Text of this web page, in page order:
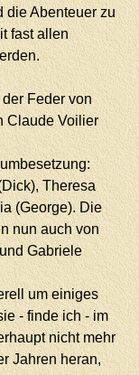
die Abenteuer zu
fast allen
Feder von
Claude Voilier
Theresa
(George). Die
nun auch von
Gabriele
um einiges
- finde ich - im
nicht mehr
Jahren heran,